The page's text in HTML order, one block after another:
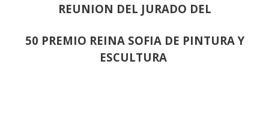
REUNION DEL JURADO DEL
50 PREMIO REINA SOFIA DE PINTURA Y
ESCULTURA